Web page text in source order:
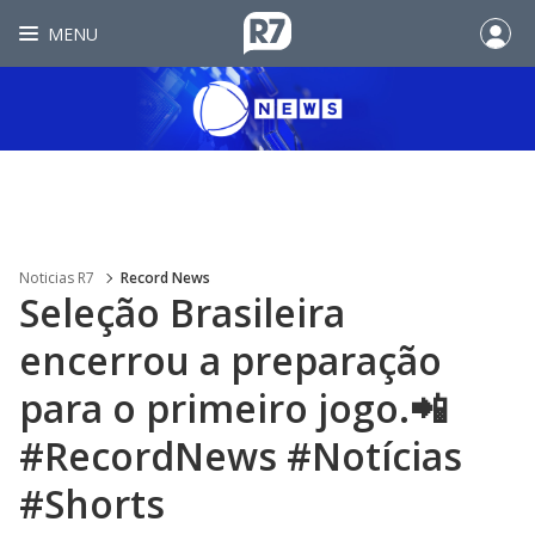
MENU
Noticias R7 Record News
Seleção Brasileira
encerrou a preparação
para o primeiro jogo.📲
#RecordNews #Notícias
#Shorts